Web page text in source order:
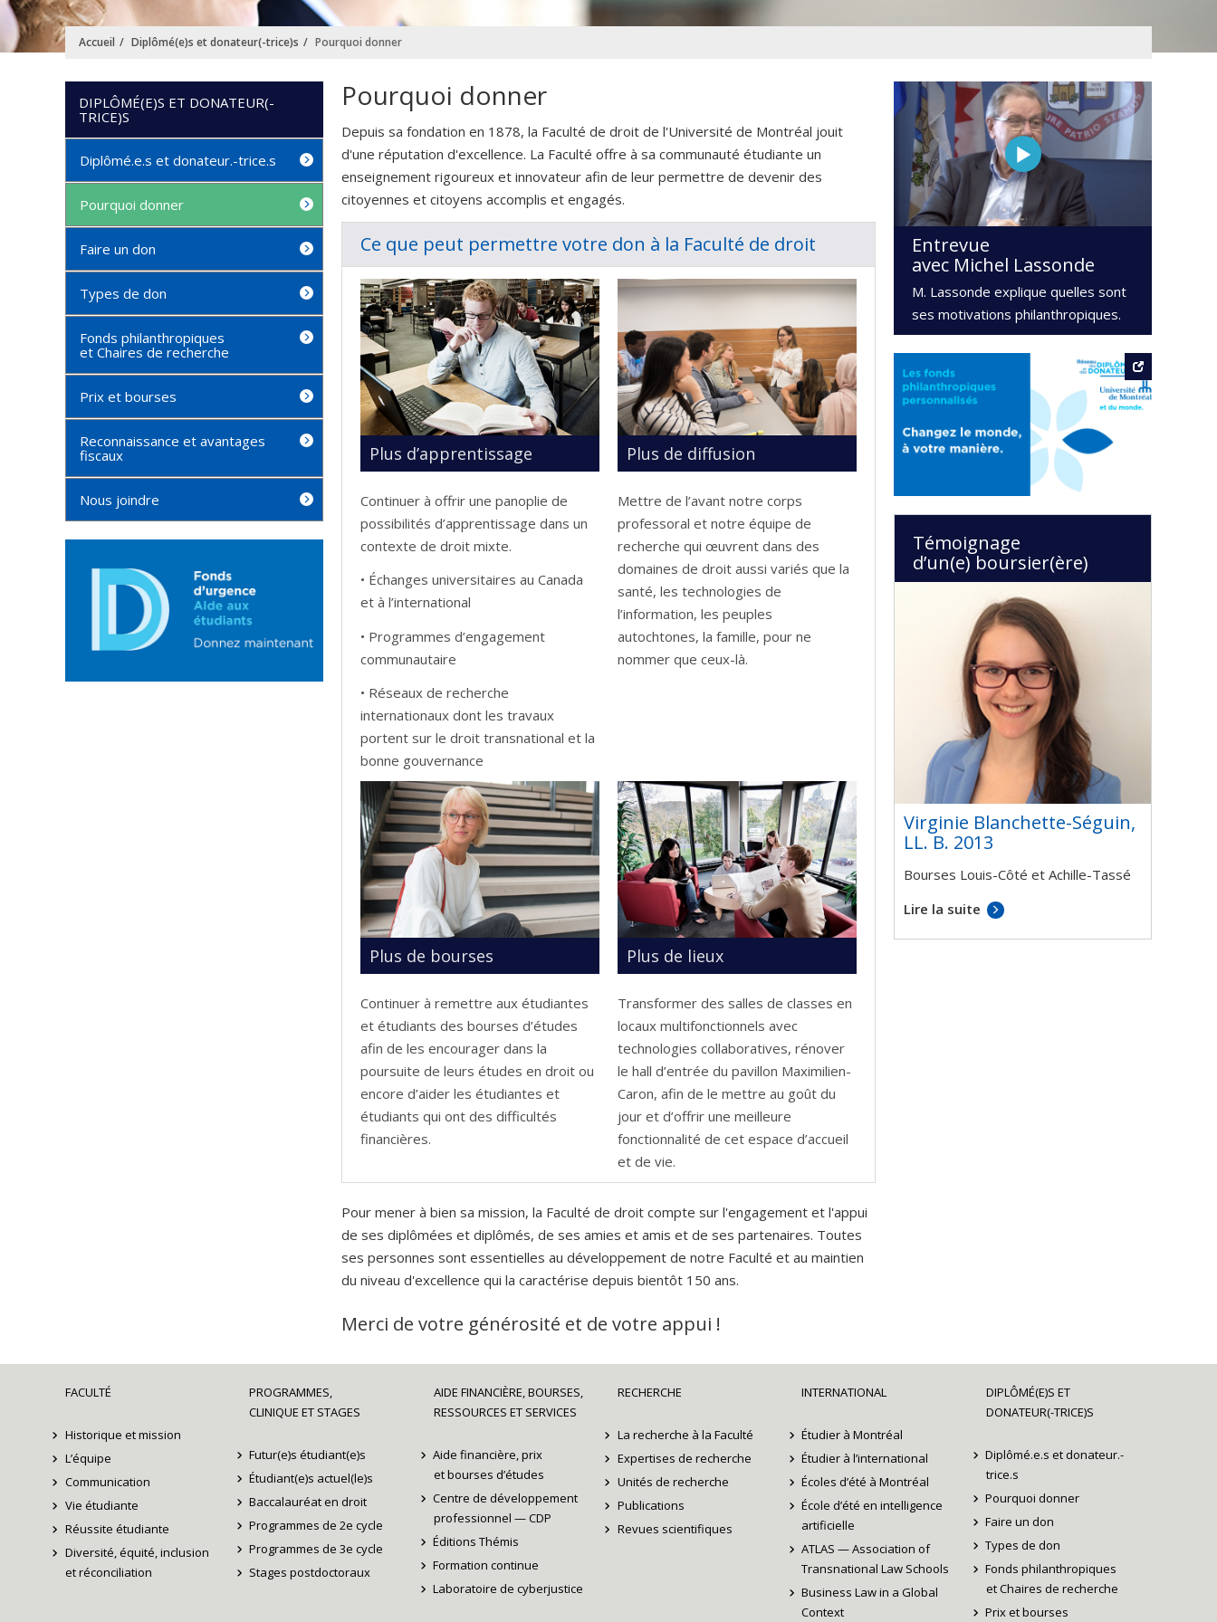
Accueil Diplômé(e)s et donateur(-trice)s Pourquoi donner
Pourquoi donner
Depuis sa fondation en 1878, la Faculté de droit de l'Université de Montréal jouit
d'une réputation d'excellence. La Faculté offre à sa communauté étudiante un
enseignement rigoureux et innovateur afin de leur permettre de devenir des
citoyennes et citoyens accomplis et engagés.
Ce que peut permettre votre don à la Faculté de droit
Plus d’apprentissage
Continuer à offrir une panoplie de
possibilités d’apprentissage dans un
contexte de droit mixte.
• Échanges universitaires au Canada
et à l’international
• Programmes d’engagement
communautaire
• Réseaux de recherche
internationaux dont les travaux
portent sur le droit transnational et la
bonne gouvernance
Plus de diffusion
Mettre de l’avant notre corps
professoral et notre équipe de
recherche qui œuvrent dans des
domaines de droit aussi variés que la
santé, les technologies de
l’information, les peuples
autochtones, la famille, pour ne
nommer que ceux-là.
Plus de bourses
Continuer à remettre aux étudiantes
et étudiants des bourses d’études
afin de les encourager dans la
poursuite de leurs études en droit ou
encore d’aider les étudiantes et
étudiants qui ont des difficultés
financières.
Plus de lieux
Transformer des salles de classes en
locaux multifonctionnels avec
technologies collaboratives, rénover
le hall d’entrée du pavillon Maximilien-
Caron, afin de le mettre au goût du
jour et d’offrir une meilleure
fonctionnalité de cet espace d’accueil
et de vie.
Pour mener à bien sa mission, la Faculté de droit compte sur l'engagement et l'appui
de ses diplômées et diplômés, de ses amies et amis et de ses partenaires. Toutes
ses personnes sont essentielles au développement de notre Faculté et au maintien
du niveau d'excellence qui la caractérise depuis bientôt 150 ans.
Merci de votre générosité et de votre appui !
Entrevue
avec Michel Lassonde
M. Lassonde explique quelles sont
ses motivations philanthropiques.
Témoignage
d’un(e) boursier(ère)
Virginie Blanchette-Séguin,
LL. B. 2013
Bourses Louis-Côté et Achille-Tassé
Lire la suite
DIPLÔMÉ(E)S ET DONATEUR(-
TRICE)S
Diplômé.e.s et donateur.-trice.s
Pourquoi donner
Faire un don
Types de don
Fonds philanthropiques
et Chaires de recherche
Prix et bourses
Reconnaissance et avantages
fiscaux
Nous joindre
FACULTÉ
Historique et mission
L’équipe
Communication
Vie étudiante
Réussite étudiante
Diversité, équité, inclusion
et réconciliation
PROGRAMMES,
CLINIQUE ET STAGES
Futur(e)s étudiant(e)s
Étudiant(e)s actuel(le)s
Baccalauréat en droit
Programmes de 2e cycle
Programmes de 3e cycle
Stages postdoctoraux
AIDE FINANCIÈRE, BOURSES,
RESSOURCES ET SERVICES
Aide financière, prix
et bourses d’études
Centre de développement
professionnel — CDP
Éditions Thémis
Formation continue
Laboratoire de cyberjustice
RECHERCHE
La recherche à la Faculté
Expertises de recherche
Unités de recherche
Publications
Revues scientifiques
INTERNATIONAL
Étudier à Montréal
Étudier à l’international
Écoles d’été à Montréal
École d’été en intelligence
artificielle
ATLAS — Association of
Transnational Law Schools
Business Law in a Global
Context
DIPLÔMÉ(E)S ET
DONATEUR(-TRICE)S
Diplômé.e.s et donateur.-
trice.s
Pourquoi donner
Faire un don
Types de don
Fonds philanthropiques
et Chaires de recherche
Prix et bourses